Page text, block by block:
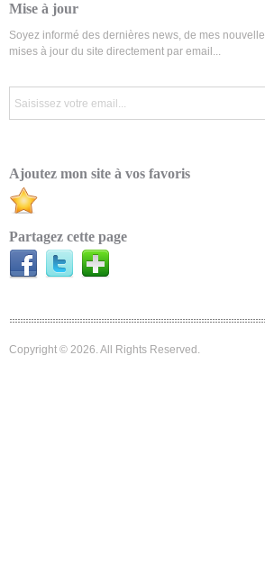
Mise à jour
Soyez informé des dernières news, de mes
mises à jour du site directement par email...
Ajoutez mon site à vos favoris
Partagez cette page
Copyright © 2026. All Rights Reserved.